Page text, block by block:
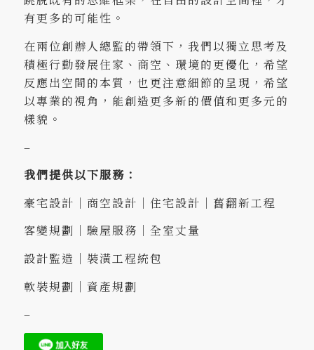
有更多的可能性。
在兩位創辦人總監的帶領下，我們以獨立思考及
積極行動發展住家、商空、環境的更優化，希望
反應出空間的本質，也更注意細節的呈現，希望
以專業的視角，能創造更多新的價值和更多元的
樣貌。
–
我們提供以下服務：
豪宅設計｜商空設計｜住宅設計｜舊翻新工程
客變規劃｜驗屋服務｜全室丈量
設計監造｜裝潢工程統包
軟裝規劃｜資產規劃
–